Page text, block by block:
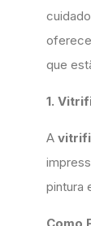
que
1.
A
pintura